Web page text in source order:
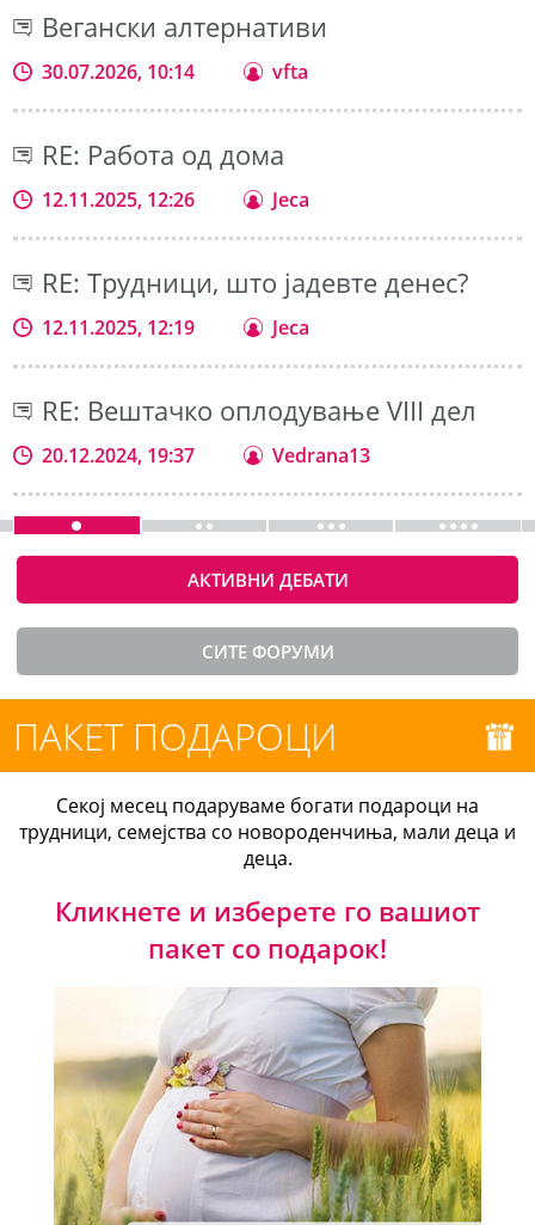
Вегански алтернативи
30.07.2026, 10:14 vfta
RE: Работа од дома
12.11.2025, 12:26 Jeca
RE: Трудници, што јадевте денес?
12.11.2025, 12:19 Jeca
RE: Вештачко оплодување VIII дел
20.12.2024, 19:37 Vedrana13
АКТИВНИ ДЕБАТИ
СИТЕ ФОРУМИ
ПАКЕТ ПОДАРОЦИ
Секој месец подаруваме богати подароци на
трудници, семејства со новороденчиња, мали деца и
деца.
Кликнете и изберете го вашиот
пакет со подарок!